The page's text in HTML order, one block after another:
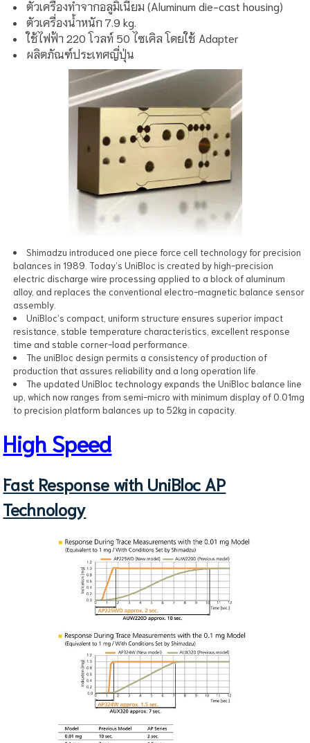
ตัวเครื่องทำจากอลูมิเนียม (Aluminum die-cast housing)
ตัวเครื่องน้ำหนัก 7.9 kg.
ใช้ไฟฟ้า 220 โวลท์ 50 ไซเคิล โดยใช้ Adapter
ผลิตภัณฑ์ประเทศญี่ปุ่น
Shimadzu introduced one piece force cell technology for precision
balances in 1989. Today’s UniBloc is created by high-precision
electric discharge wire processing applied to a block of aluminum
alloy, and replaces the conventional electro-magnetic balance sensor
assembly.
UniBloc’s compact, uniform structure ensures superior impact
resistance, stable temperature characteristics, excellent response
time and stable corner-load performance.
The uniBloc design permits a consistency of production of
production that assures reliability and a long operation life.
The updated UniBloc technology expands the UniBloc balance line
up, which now ranges from semi-micro with minimum display of 0.01mg
to precision platform balances up to 52kg in capacity.
High Speed
Fast Response with UniBloc AP
Technology